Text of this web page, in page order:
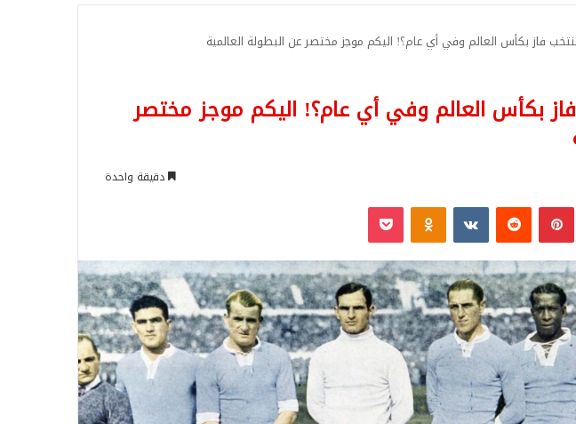
فاز بكأس العالم وفي أي عام؟! اليكم موجز مختصر عن البطولة العالمية
بكأس العالم وفي أي عام؟! اليكم موجز مختصر
دقيقة واحدة
بينتيريست Odnoklassniki
‫Pocket